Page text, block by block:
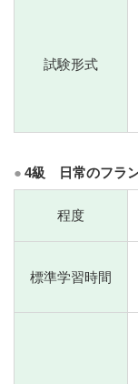
試験形式
4級 日常のフラ
程度
標準学習時間